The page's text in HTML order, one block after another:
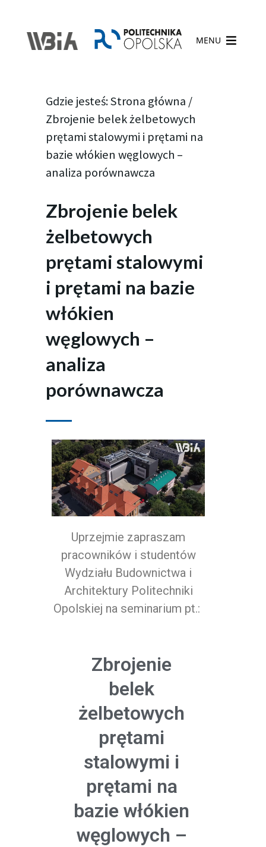
MENU
Gdzie jesteś:Strona główna /
Zbrojenie belek żelbetowych
prętami stalowymi i prętami na
bazie włókien węglowych –
analiza porównawcza
Zbrojenie belek
żelbetowych
prętami stalowymi
i prętami na bazie
włókien
węglowych –
analiza
porównawcza
Uprzejmie zapraszam
pracowników i studentów
Wydziału Budownictwa i
Architektury Politechniki
Opolskiej na seminarium pt.:
Zbrojenie
belek
żelbetowych
prętami
stalowymi i
prętami na
bazie włókien
węglowych –